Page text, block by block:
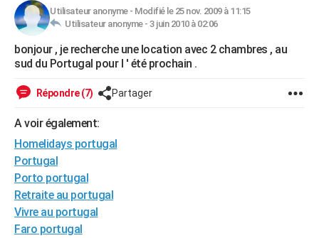
Retraite
Impôts
Epargne
Immobilier
Risques naturels par ville
Banque
Assurance
Crédit
AUTO
Essais
Réserver un essai
Citadines
Berlines
SUV
Forum auto
HIGH-TECH
Mobiles
Meilleur smartphone
Internet
Ordinateurs
Jeux vidéo
Guide high-tech
+BRICOLAGE
Forum
Aménagement intérieur
Extérieur
Cuisine
Salle de bains
Jardinage
Rangement
WEEK-END
Guides de France
Escapades
Patrimoine
Expositions
Musées
Week-end nature
+LIFESTYLE
Art de vivre
Bien-être
Loisirs
Mode
Modes de vie
SANTE
Alimentation
Guide de la santé
Maladies
Médicaments
Sommeil
VOYAGE
Destinations
City break
Voyage nature
Voyage de noces
Forum
Climat
+PHOTO
Utilisateur anonyme- Modifié le 25 nov. 2009 à 11:15
Utilisateur anonyme - 3 juin 2010 à 02:06
bonjour , je recherche une location avec 2 chambres , au
sud du Portugal pour l ' été prochain .
Répondre (7) Partager
A voir également:
Homelidays portugal
Portugal
Porto portugal
Retraite au portugal
Vivre au portugal
Faro portugal